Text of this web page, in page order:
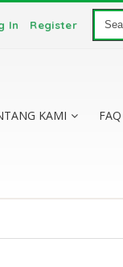
In Register
KAMI FAQ